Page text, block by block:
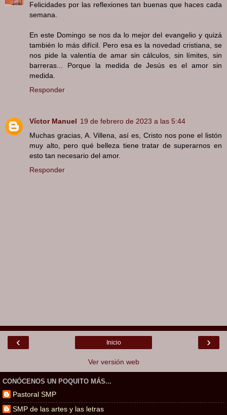
Felicidades por las reflexiones tan buenas que haces cada
semana.
En este Domingo se nos da lo mejor del evangelio y quizá
también lo más difícil. Pero esa es la novedad cristiana, se
nos pide la valentía de amar sin cálculos, sin límites, sin
barreras... Porque la medida de Jesús es el amor sin
medida.
Responder
Víctor Manuel 19 de febrero de 2023 a las 5:44
Muchas gracias, A. Villena, así es, Cristo nos pone el listón
muy alto, pero qué belleza tiene tratar de superarnos en
esto tan necesario del amor.
Responder
‹ ›
Inicio
Ver versión web
CONÓCENOS UN POQUITO MÁS...
Pastoral SMP
SMP de las artes y las letras